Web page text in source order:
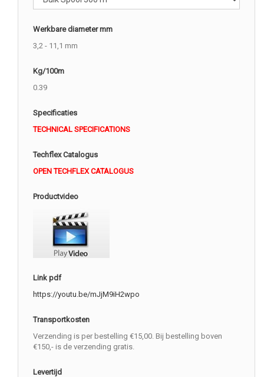
Werkbare diameter mm
3,2 - 11,1 mm
Kg/100m
0.39
Specificaties
TECHNICAL SPECIFICATIONS
Techflex Catalogus
OPEN TECHFLEX CATALOGUS
Productvideo
Link pdf
https://youtu.be/mJjM9iH2wpo
Transportkosten
Verzending is per bestelling €15,00. Bij bestelling boven
€150,- is de verzending gratis.
Levertijd